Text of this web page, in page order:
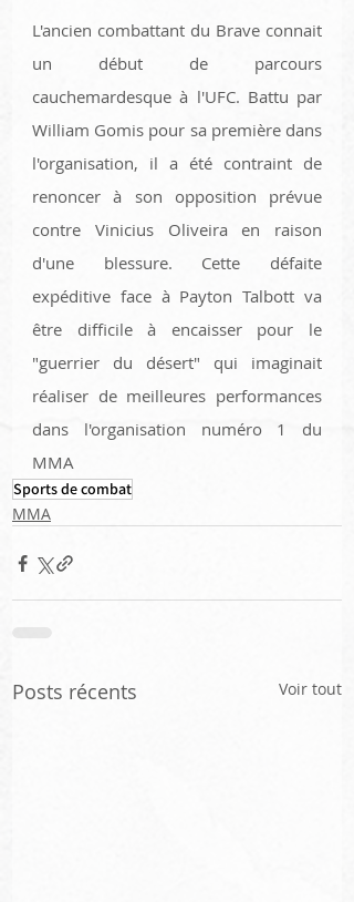
L'ancien combattant du Brave connait
un début de parcours
cauchemardesque à l'UFC. Battu par
William Gomis pour sa première dans
l'organisation, il a été contraint de
renoncer à son opposition prévue
contre Vinicius Oliveira en raison
d'une blessure. Cette défaite
expéditive face à Payton Talbott va
être difficile à encaisser pour le
"guerrier du désert" qui imaginait
réaliser de meilleures performances
dans l'organisation numéro 1 du
MMA
Sports de combat
MMA
Posts récents Voir tout